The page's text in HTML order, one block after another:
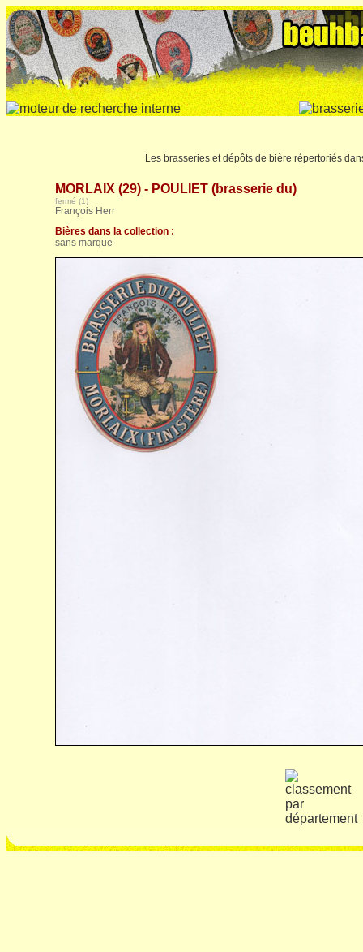
Les brasseries et dépôts de bière répertoriés
MORLAIX (29) - POULIET (brasserie du)
fermé (1)
François Herr
Bières dans la collection :
sans marque